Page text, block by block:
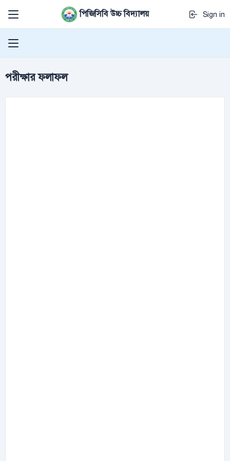
পিজিসিবি উচ্চ বিদ্যালয় Sign in
পরীক্ষার ফলাফল